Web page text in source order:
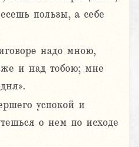
пользы, а себе
надо мною,
и над тобою; мне
успокой и
о нем по исходе